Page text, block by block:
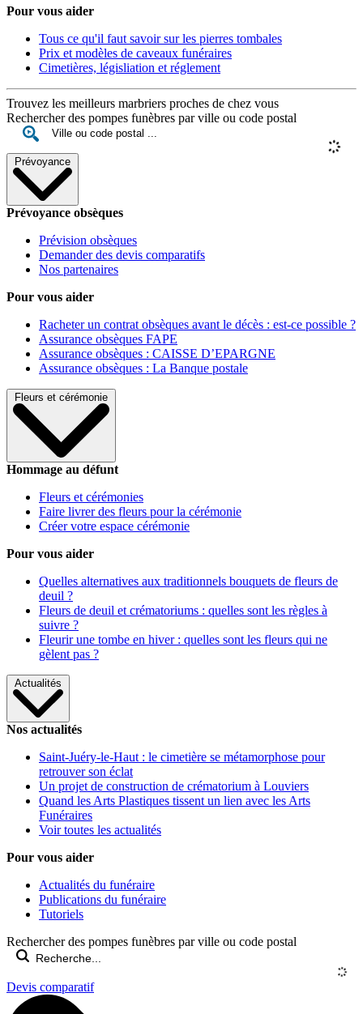
Pour vous aider
Tous ce qu'il faut savoir sur les pierres tombales
Prix et modèles de caveaux funéraires
Cimetières, législiation et réglement
Trouvez les meilleurs marbriers proches de chez vous
Rechercher des pompes funèbres par ville ou code postal
Prévoyance
Prévoyance obsèques
Prévision obsèques
Demander des devis comparatifs
Nos partenaires
Pour vous aider
Racheter un contrat obsèques avant le décès : est-ce possible ?
Assurance obsèques FAPE
Assurance obsèques : CAISSE D’EPARGNE
Assurance obsèques : La Banque postale
Fleurs et cérémonie
Hommage au défunt
Fleurs et cérémonies
Faire livrer des fleurs pour la cérémonie
Créer votre espace cérémonie
Pour vous aider
Quelles alternatives aux traditionnels bouquets de fleurs de
deuil ?
Fleurs de deuil et crématoriums : quelles sont les règles à
suivre ?
Fleurir une tombe en hiver : quelles sont les fleurs qui ne
gèlent pas ?
Actualités
Nos actualités
Saint-Juéry-le-Haut : le cimetière se métamorphose pour
retrouver son éclat
Un projet de construction de crématorium à Louviers
Quand les Arts Plastiques tissent un lien avec les Arts
Funéraires
Voir toutes les actualités
Pour vous aider
Actualités du funéraire
Publications du funéraire
Tutoriels
Rechercher des pompes funèbres par ville ou code postal
Devis comparatif